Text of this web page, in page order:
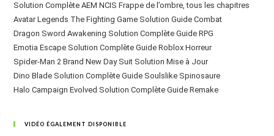
Solution Complète AEM NCIS Frappe de l’ombre, tous les chapitres
Avatar Legends The Fighting Game Solution Guide Combat
Dragon Sword Awakening Solution Complète Guide RPG
Emotia Escape Solution Complète Guide Roblox Horreur
Spider-Man 2 Brand New Day Suit Solution Mise à Jour
Dino Blade Solution Complète Guide Soulslike Spinosaure
Halo Campaign Evolved Solution Complète Guide Remake
VIDÉO ÉGALEMENT DISPONIBLE